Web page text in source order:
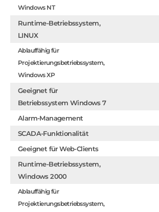
Windows NT
Runtime-Betriebssystem,
LINUX
Ablauffähig für
Projektierungsbetriebssystem,
Windows XP
Geeignet für
Betriebssystem Windows 7
Alarm-Management
SCADA-Funktionalität
Geeignet für Web-Clients
Runtime-Betriebssystem,
Windows 2000
Ablauffähig für
Projektierungsbetriebssystem,